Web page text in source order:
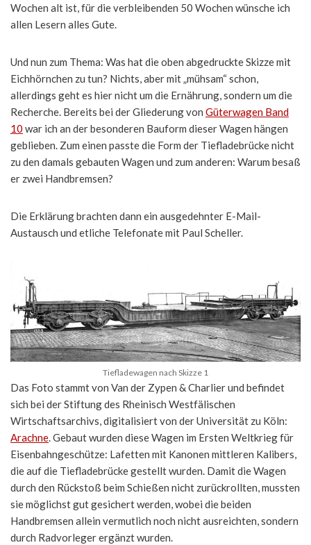
Wochen alt ist, für die verbleibenden 50 Wochen wünsche ich
allen Lesern alles Gute.
Und nun zum Thema: Was hat die oben abgedruckte Skizze mit
Eichhörnchen zu tun? Nichts, aber mit „mühsam“ schon,
allerdings geht es hier nicht um die Ernährung, sondern um die
Recherche. Bereits bei der Gliederung von Güterwagen Band
10 war ich an der besonderen Bauform dieser Wagen hängen
geblieben. Zum einen passte die Form der Tiefladebrücke nicht
zu den damals gebauten Wagen und zum anderen: Warum besaß
er zwei Handbremsen?
Die Erklärung brachten dann ein ausgedehnter E-Mail-
Austausch und etliche Telefonate mit Paul Scheller.
Tiefladewagen nach Skizze 1
Das Foto stammt von Van der Zypen & Charlier und befindet
sich bei der Stiftung des Rheinisch Westfälischen
Wirtschaftsarchivs, digitalisiert von der Universität zu Köln:
Arachne. Gebaut wurden diese Wagen im Ersten Weltkrieg für
Eisenbahngeschütze: Lafetten mit Kanonen mittleren Kalibers,
die auf die Tiefladebrücke gestellt wurden. Damit die Wagen
durch den Rückstoß beim Schießen nicht zurückrollten, mussten
sie möglichst gut gesichert werden, wobei die beiden
Handbremsen allein vermutlich noch nicht ausreichten, sondern
durch Radvorleger ergänzt wurden.